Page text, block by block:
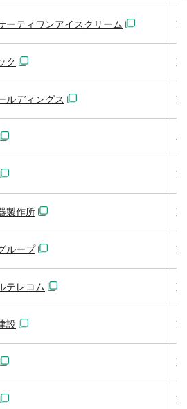
ティワンアイスクリーム
ク
ルディングス
製作所
ループ
テレコム
設